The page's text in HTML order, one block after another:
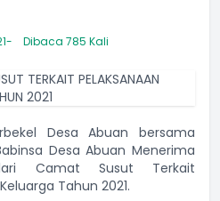
Dibaca 785 Kali
Desa Abuan bersama
Desa Abuan Menerima
Camat Susut Terkait
Tahun 2021.